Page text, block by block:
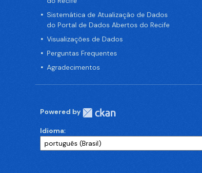
Sistemática de Atualização de Dados
do Portal de Dados Abertos do Recife
Visualizações de Dados
Perguntas Frequentes
Agradecimentos
Powered by
Idioma